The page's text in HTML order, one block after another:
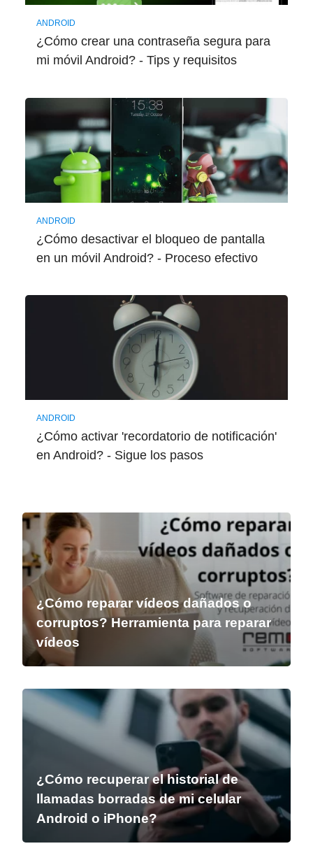
ANDROID
¿Cómo crear una contraseña segura para
mi móvil Android? - Tips y requisitos
ANDROID
¿Cómo desactivar el bloqueo de pantalla
en un móvil Android? - Proceso efectivo
ANDROID
¿Cómo activar 'recordatorio de notificación'
en Android? - Sigue los pasos
¿Cómo reparar vídeos dañados o
corruptos? Herramienta para reparar
vídeos
¿Cómo recuperar el historial de
llamadas borradas de mi celular
Android o iPhone?